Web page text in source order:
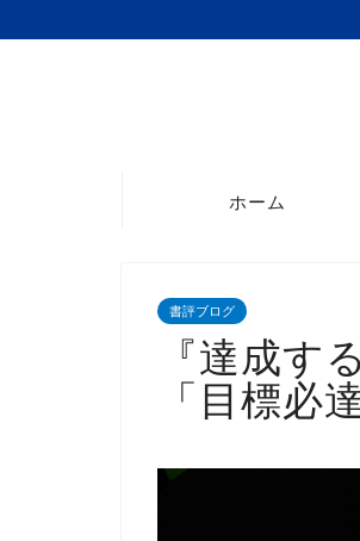
ホーム
書評ブログ
『達成す
「目標必